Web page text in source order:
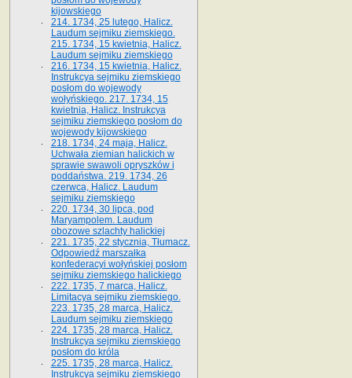
kijowskiego
214. 1734, 25 lutego, Halicz.
Laudum sejmiku ziemskiego.
215. 1734, 15 kwietnia, Halicz.
Laudum sejmiku ziemskiego
216. 1734, 15 kwietnia, Halicz.
Instrukcya sejmiku ziemskiego
posłom do wojewody
wołyńskiego. 217. 1734, 15
kwietnia, Halicz. Instrukcya
sejmiku ziemskiego posłom do
wojewody kijowskiego
218. 1734, 24 maja, Halicz.
Uchwała ziemian halickich w
sprawie swawoli opryszków i
poddaństwa. 219. 1734, 26
czerwca, Halicz. Laudum
sejmiku ziemskiego
220. 1734, 30 lipca, pod
Maryampolem. Laudum
obozowe szlachty halickiej
221. 1735, 22 stycznia, Tłumacz.
Odpowiedź marszałka
konfederacyi wołyńskiej posłom
sejmiku ziemskiego halickiego
222. 1735, 7 marca, Halicz.
Limitacya sejmiku ziemskiego.
223. 1735, 28 marca, Halicz.
Laudum sejmiku ziemskiego
224. 1735, 28 marca, Halicz.
Instrukcya sejmiku ziemskiego
posłom do króla
225. 1735, 28 marca, Halicz.
Instrukcya sejmiku ziemskiego